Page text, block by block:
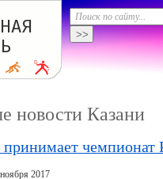
новости Казани
принимает
2017